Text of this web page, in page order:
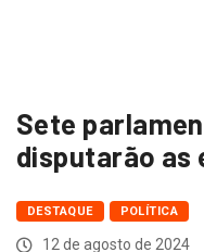
Sete
disputarão as
DESTAQUE POLÍTICA
12 de agosto de 2024